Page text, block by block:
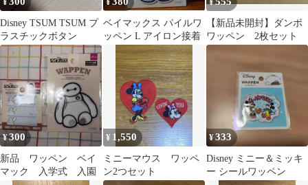
¥
Disney TSUM TSUM プ
ラスチックボタン
¥
ベイマックス パイルワ
ッペン L アイロン接着
¥
【新品未開封】ダンボ
ワッペン 2枚セット
¥300
新品 ワッペン ベイ
マック 入学式 入園
¥ 1,550
ミニーマウス ワッペ
ン2つセット
¥333
Disney ミニー＆ミッキ
ー シールワッペン